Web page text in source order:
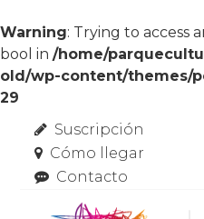
Warning: Trying to access
bool in /home/
old/wp-content/themes/
29
Suscripción
Cómo llegar
Contacto